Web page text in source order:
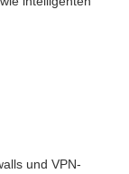
und VPN-